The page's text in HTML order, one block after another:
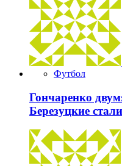
Футбол
Гончаренко
Березуцкие